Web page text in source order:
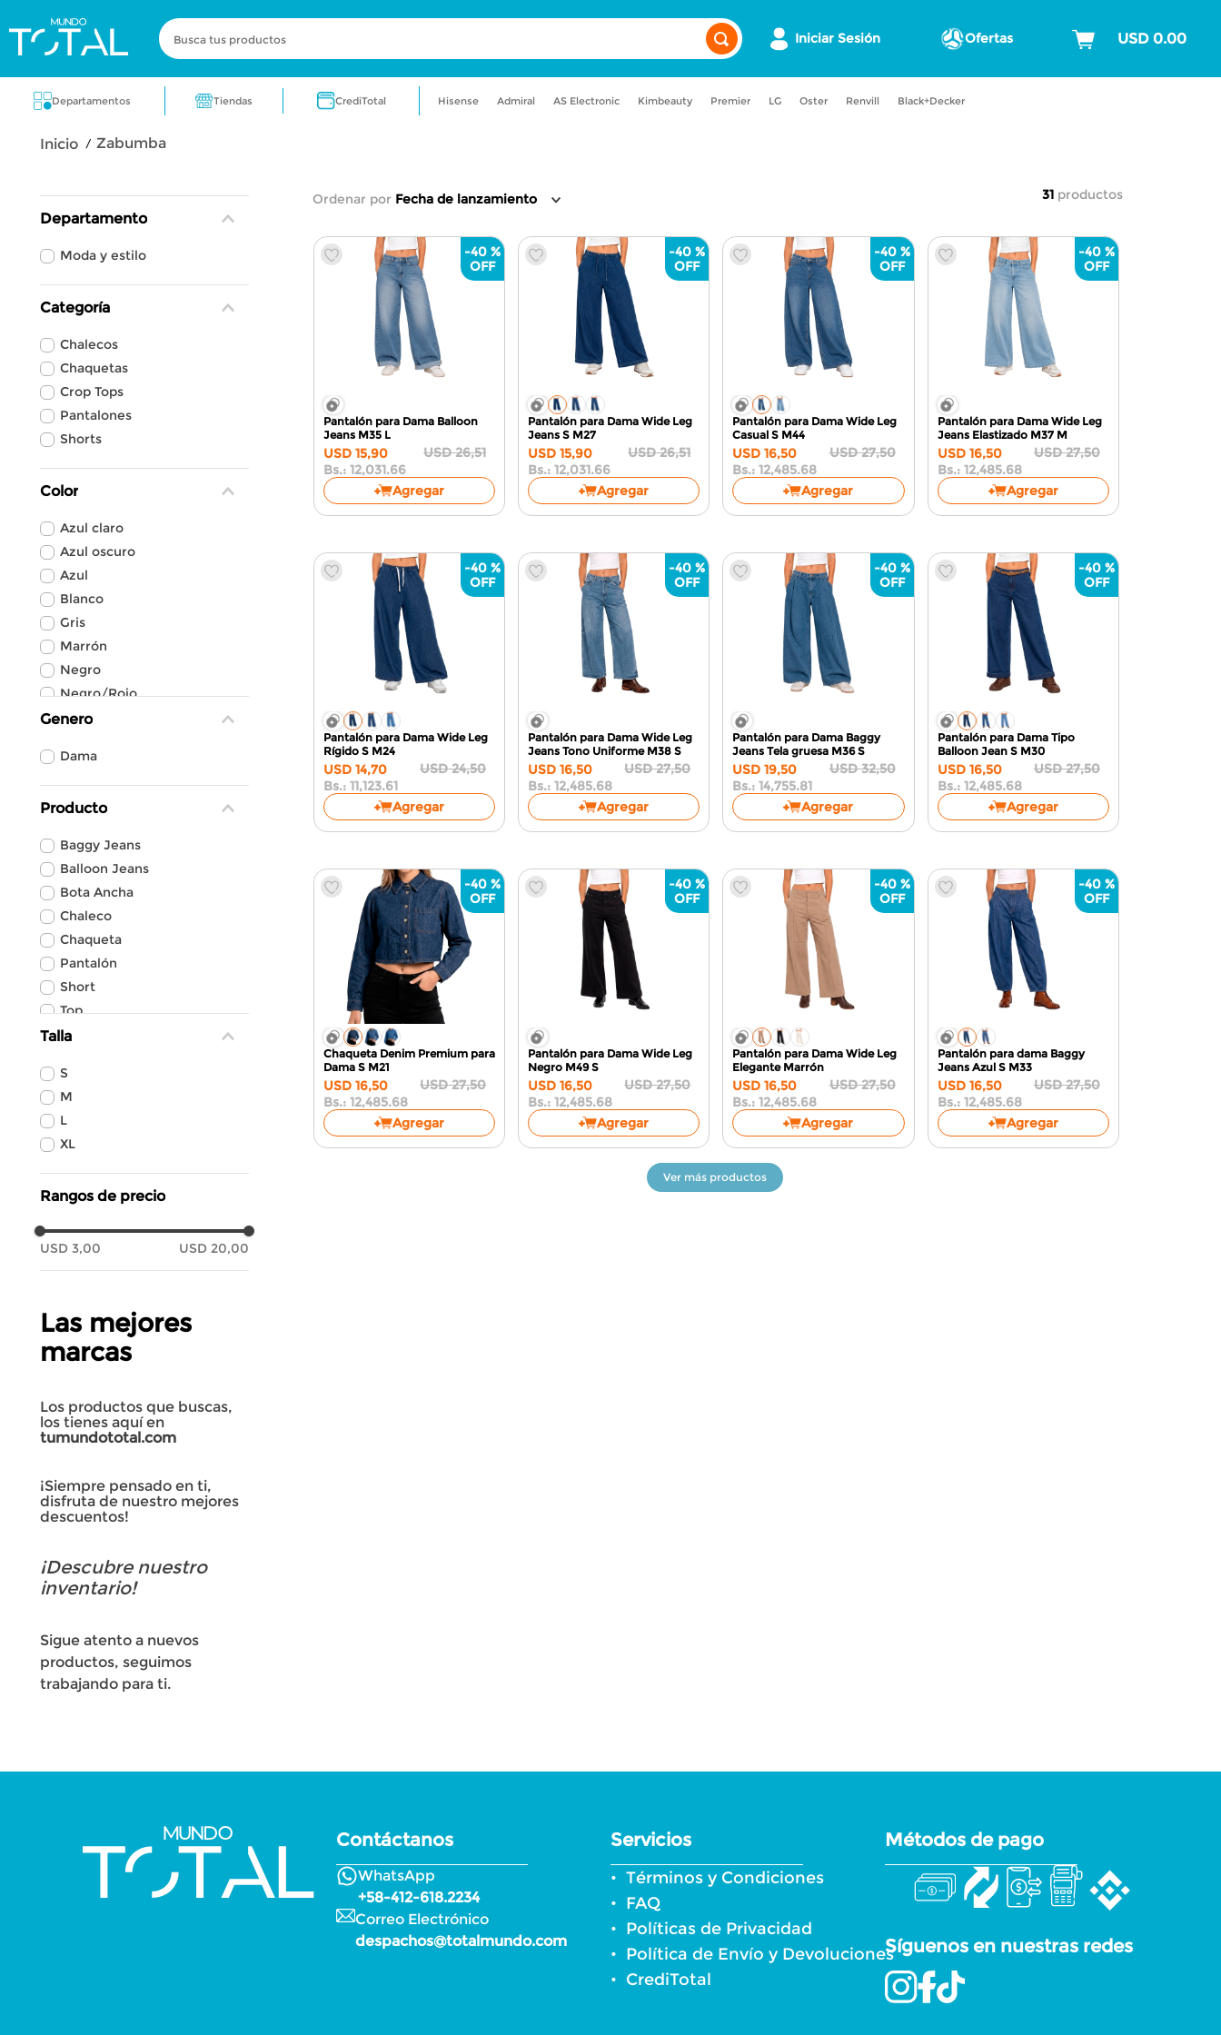
Busca tus productos
Iniciar Sesión Ofertas
Departamentos Tiendas CrediTotal Hisense Admiral AS Electronic Kimbeauty Premier LG Oster Renvill Black+Decker
zabumba
Departamento
Moda y estilo
Categoría
Chalecos
Chaquetas
Crop Tops
Pantalones
Shorts
Color
Azul claro
Azul oscuro
Azul
Blanco
Gris
Marrón
Negro
Negro/Rojo
Rojo
Genero
Dama
Producto
Baggy Jeans
Balloon Jeans
Bota Ancha
Chaleco
Chaqueta
Pantalón
Short
Top
Wide Leg
Talla
S
M
L
XL
Rangos de precio
USD 3,00 USD 20,00
Las mejores
marcas
Los productos que buscas,
los tienes aquí en
tumundototal.com
¡Siempre pensado en ti,
disfruta de nuestro mejores
descuentos!
¡Descubre nuestro
inventario!
Sigue atento a nuevos
productos, seguimos
trabajando para ti.
Ordenar por Fecha de lanzamiento 31 productos
-40 %
Pantalón para Dama Balloon
Jeans M35 L
USD 15,90 USD 26,51
Bs.: 12,031.66
Agregar
-40 %
Pantalón para Dama Wide Leg
Jeans S M27
USD 15,90 USD 26,51
Bs.: 12,031.66
Agregar
-40 %
Pantalón para Dama Wide Leg
Casual S M44
USD 16,50 USD 27,50
Bs.: 12,485.68
Agregar
-40 %
Pantalón para Dama Wide Leg
Jeans Elastizado M37 M
USD 16,50 USD 27,50
Bs.: 12,485.68
Agregar
-40 %
Pantalón para Dama Wide Leg
Rígido S M24
USD 14,70 USD 24,50
Bs.: 11,123.61
Agregar
-40 %
Pantalón para Dama Wide Leg
Jeans Tono Uniforme M38 S
USD 16,50 USD 27,50
Bs.: 12,485.68
Agregar
-40 %
Pantalón para Dama Baggy
Jeans Tela gruesa M36 S
USD 19,50 USD 32,50
Bs.: 14,755.81
Agregar
-40 %
Pantalón para Dama Tipo
Balloon Jean S M30
USD 16,50 USD 27,50
Bs.: 12,485.68
Agregar
-40 %
Chaqueta Denim Premium para
Dama S M21
USD 16,50 USD 27,50
Bs.: 12,485.68
Agregar
-40 %
Pantalón para Dama Wide Leg
Negro M49 S
USD 16,50 USD 27,50
Bs.: 12,485.68
Agregar
-40 %
Pantalón para Dama Wide Leg
Elegante Marrón
USD 16,50 USD 27,50
Bs.: 12,485.68
Agregar
-40 %
Pantalón para dama Baggy
Jeans Azul S M33
USD 16,50 USD 27,50
Bs.: 12,485.68
Agregar
Contáctanos
WhatsApp
+58-412-618.2234
Correo Electrónico
despachos@totalmundo.com
Servicios
Términos y Condiciones
FAQ
Políticas de Privacidad
Política de Envío y Devoluciones
CrediTotal
Métodos de pago
Síguenos en nuestras redes
Términos más buscados